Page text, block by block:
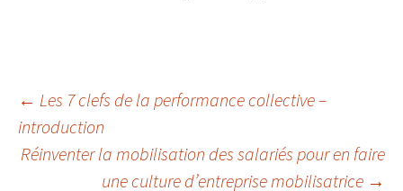
Navigation des
← Les 7 clefs de la performance collective –
introduction
Réinventer la mobilisation des salariés pour en faire
une culture d’entreprise mobilisatrice →